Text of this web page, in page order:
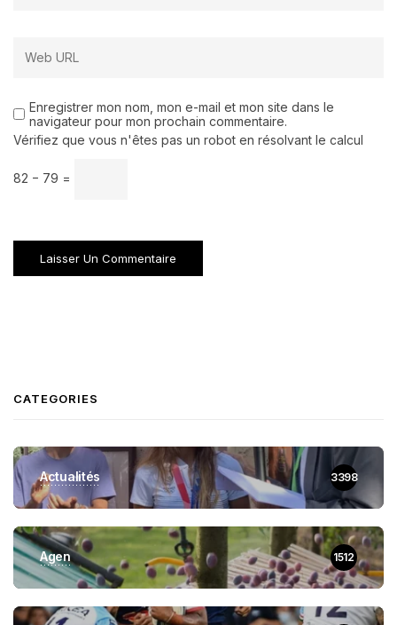
Enregistrer mon nom, mon e-mail et mon site dans le
navigateur pour mon prochain commentaire.
Vérifiez que vous n'êtes pas un robot en résolvant le calcul
82 − 79 =
CATEGORIES
Actualités 3398
Agen 1512